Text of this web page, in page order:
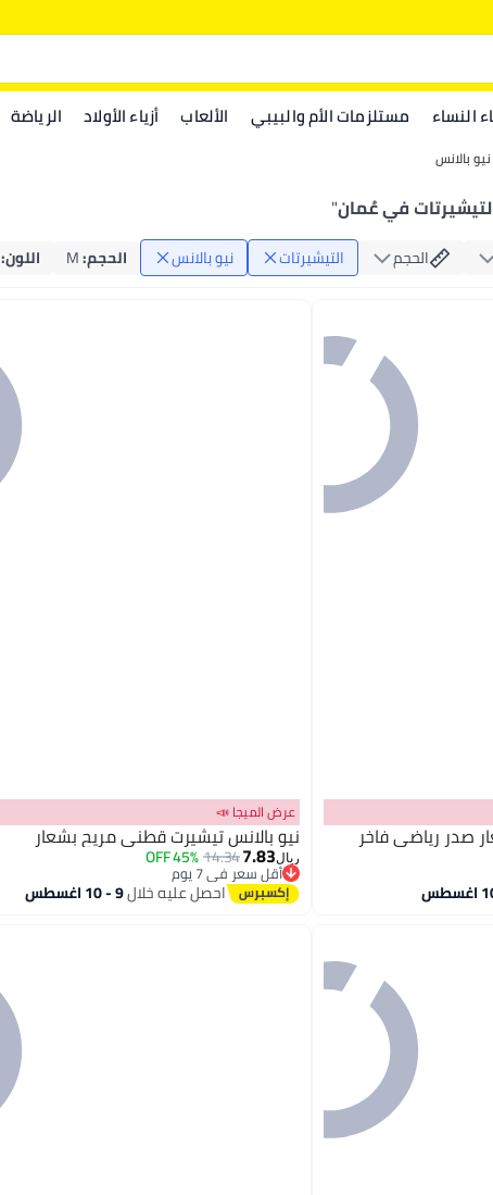
النساء مستلزمات الأم والبيبي الألعاب أزياء الأولاد الرياضة
نيو بالانس
في عُمان"
الحجم التيشيرتات نيو بالانس الحجم:
M اللون:
صدر رياضي فاخر
3
عرض الميجا 📣
نيو بالانس تيشيرت قطني مريح بشعار
ريال7.83
14.34
45% OFF
أقل سعر في 7 يوم
أقل سعر في 7 يوماحصل عليه خلال9 - 10 اغسطس